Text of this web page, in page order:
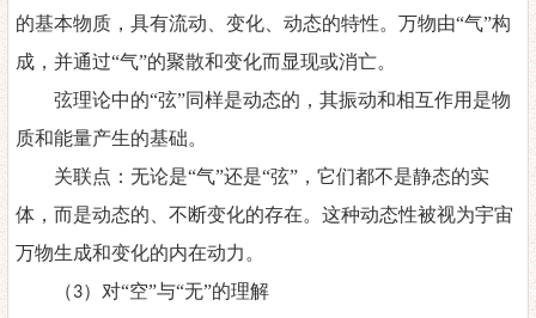
的基本物质，具有流动、变化、动态的特性。万物由“气”构
成，并通过“气”的聚散和变化而显现或消亡。
弦理论中的“弦”同样是动态的，其振动和相互作用是物
质和能量产生的基础。
关联点：无论是“气”还是“弦”，它们都不是静态的实
体，而是动态的、不断变化的存在。这种动态性被视为宇宙
万物生成和变化的内在动力。
（3）对“空”与“无”的理解